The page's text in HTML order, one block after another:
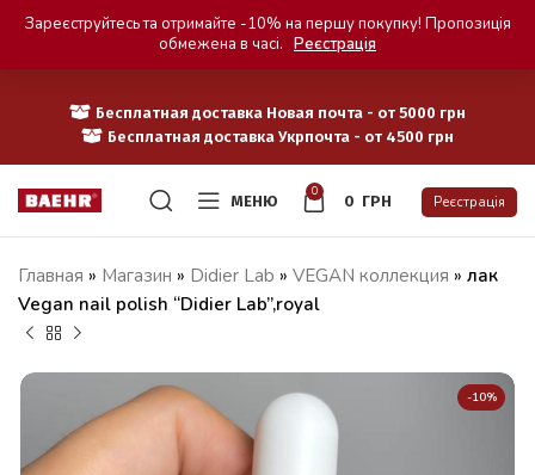
Бесплатная доставка Новая почта - от 5000 грн
Бесплатная доставка Укрпочта - от 4500 грн
МЕНЮ
0
0 ГРН Реєстрація
Главная » Магазин » Didier Lab » VEGAN коллекция » лак
Vegan nail polish “Didier Lab”,royal
-10%
Зареєструйтесь та отримайте -10% на першу покупку! Пропозиція
обмежена в часі. Реєстрація